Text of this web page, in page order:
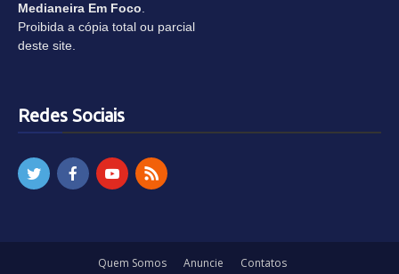
Medianeira Em Foco
Proibida a cópia total ou parcial
deste site.
Redes Sociais
Quem Somos Anuncie Contatos